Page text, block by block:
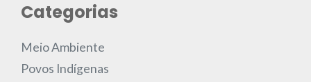
Categorias
Meio Ambiente
Povos Indígenas